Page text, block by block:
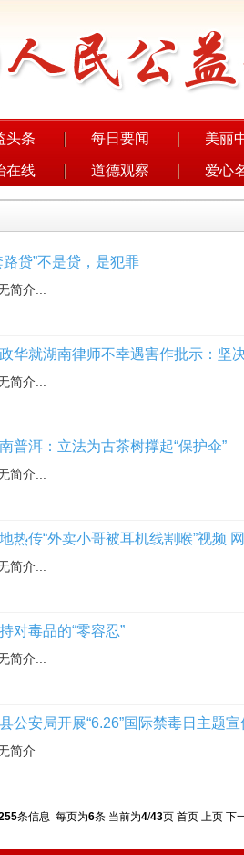
头条 每日要闻 美丽
在线 道德观察 爱心
路贷”不是贷，是犯罪
简介...
华就湖南律师不幸遇害作批示：坚
简介...
普洱：立法为古茶树撑起“保护伞”
简介...
热传“外卖小哥被耳机线割喉”视频
简介...
对毒品的“零容忍”
简介...
公安局开展“6.26”国际禁毒日主题
简介...
条信息 每页为6条 当前为4/43页首页 上页 下